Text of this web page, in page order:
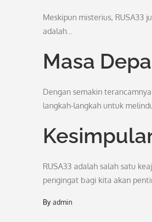
Meskipun misterius, RUSA33
adalah…
Masa
Dengan semakin
langkah-langkah untuk
RUSA33 adalah salah satu
pengingat bagi kita akan
By admin